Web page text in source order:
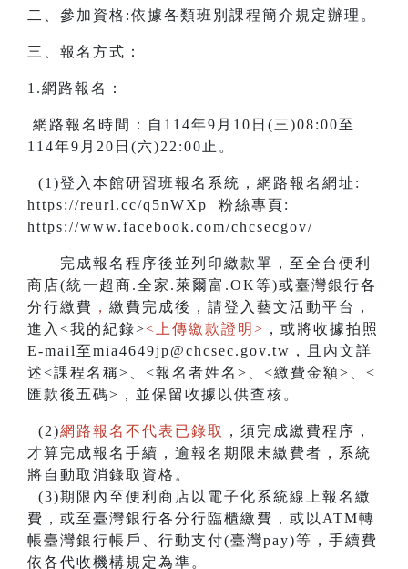
二、參加資格:依據各類班別課程簡介規定辦理。
三、報名方式：
1.網路報名：
網路報名時間：自114年9月10日(三)08:00至
114年9月20日(六)22:00止。
(1)登入本館研習班報名系統，網路報名網址:
https://reurl.cc/q5nWXp 粉絲專頁:
https://www.facebook.com/chcsecgov/
完成報名程序後並列印繳款單，至全台便利
商店(統一超商.全家.萊爾富.OK等)或臺灣銀行各
分行繳費 ， 繳費完成後，請登入藝文活動平台，
進入<我的紀錄><上傳繳款證明> ，或將收據拍照
E-mail至mia4649jp@chcsec.gov.tw，且內文詳
述<課程名稱>、<報名者姓名>、<繳費金額>、<
匯款後五碼>，並保留收據以供查核。
(2)網路報名不代表已錄取
，須完成繳費程序，
才算完成報名手續，逾報名期限未繳費者，系統
將自動取消錄取資格。
(3)期限內至便利商店以電子化系統線上報名繳
費，或至臺灣銀行各分行臨櫃繳費，或以ATM轉
帳臺灣銀行帳戶、行動支付(臺灣pay)等，手續費
依各代收機構規定為準。